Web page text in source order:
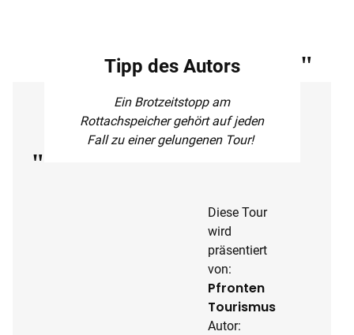
Tipp des Autors
Ein Brotzeitstopp am
Rottachspeicher gehört auf jeden
Fall zu einer gelungenen Tour!
Diese Tour
wird
präsentiert
von:
Pfronten
Tourismus
Autor: